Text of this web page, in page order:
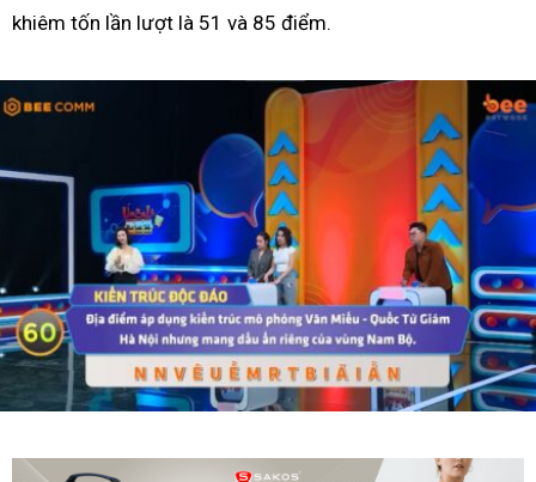
khiêm tốn lần lượt là 51 và 85 điểm.